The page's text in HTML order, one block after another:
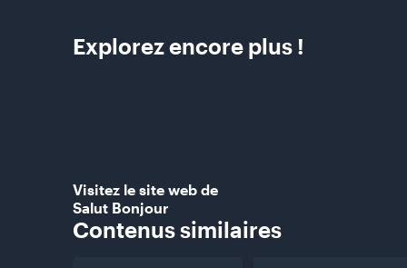
Explorez encore plus !
Visitez le site web de
Salut Bonjour
Contenussimilaires